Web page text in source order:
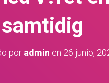
samtidig
por admin en 26 junio,